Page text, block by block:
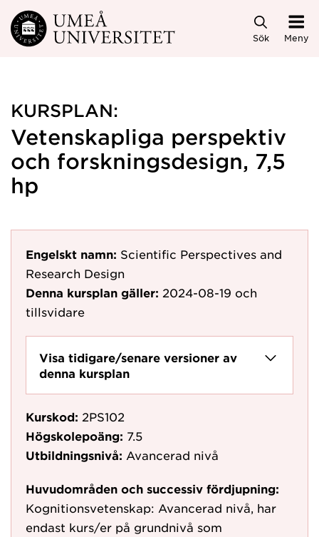
Hoppa direkt till innehållet
Sök Meny
KURSPLAN:
Vetenskapliga perspektiv
och forskningsdesign, 7,5
hp
Engelskt namn: Scientific Perspectives and
Research Design
Denna kursplan gäller: 2024-08-19 och
tillsvidare
Visa tidigare/senare versioner av
denna kursplan
Kurskod: 2PS102
Högskolepoäng: 7.5
Utbildningsnivå: Avancerad nivå
Huvudområden och successiv fördjupning:
Kognitionsvetenskap: Avancerad nivå, har
endast kurs/er på grundnivå som